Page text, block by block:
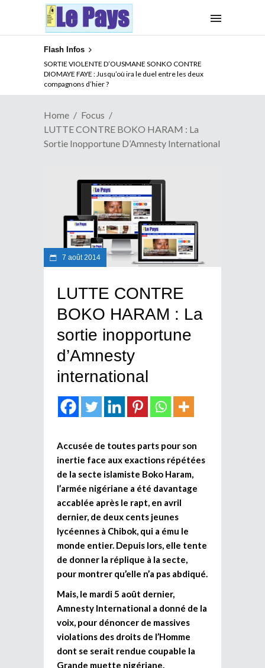
Flash Infos
SORTIE VIOLENTE D’OUSMANE SONKO CONTRE
DIOMAYE FAYE : Jusqu’où ira le duel entre les deux
compagnons d’hier ?
NOUVELLE ATTAQUE MEURTRIERE DES ADF EN RDC :
Comment arrêter la spirale de la violence au Congo
Home
Focus
LUTTE CONTRE BOKO HARAM : La
Sortie Inopportune D’Amnesty International
7 août 2014
LUTTE CONTRE
BOKO HARAM : La
sortie inopportune
d’Amnesty
international
Accusée de toutes parts pour son
inertie face aux exactions répétées
de la secte islamiste Boko Haram,
l’armée nigériane a été davantage
accablée après le rapt, en avril
dernier, de deux cents jeunes
lycéennes à Chibok, qui a ému le
monde entier. Depuis lors, elle tente
de donner la réplique à la secte,
pour montrer qu’elle n’a pas abdiqué.
Mais, le mardi 5 août dernier,
Amnesty International a donné de la
voix, pour dénoncer de massives
violations des droits de l’Homme
dont se serait rendue coupable la
Grande muette nigériane.